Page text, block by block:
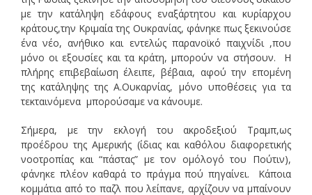
με την κατάληψη εδάφους εναξάρτητου και κυρίαρχου
κράτους,την Κριμαία της Ουκρανίας, φάνηκε πως ξεκινούσε
ένα νέο, ανήθικο και εντελώς παρανοϊκό παιχνίδι ,που
μόνο οι εξουσίες και τα κράτη, μπορούν να στήσουν. Η
πλήρης επιβεβαίωση έλειπε, βέβαια, αφού την επομένη
της κατάληψης της Α.Ουκαρνίας, μόνο υποθέσεις για τα
τεκταινόμενα μπορούσαμε να κάνουμε.
Σήμερα, με την εκλογή του ακροδεξιού Τραμπ,ως
προέδρου της Αμερικής (ίδιας και καθόλου διαφορετικής
νοοτροπίας και “πάστας” με τον ομόλογό του Πούτιν),
φάνηκε πλέον καθαρά το πράγμα πού πηγαίνει. Κάποια
κομμάτια από το παζλ που λείπανε, αρχίζουν να μπαίνουν